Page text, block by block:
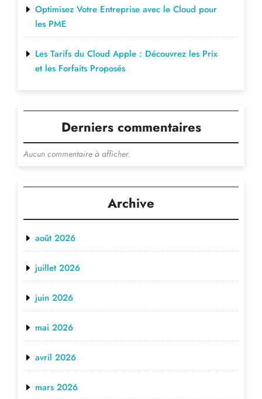
Optimisez Votre Entreprise avec le Cloud pour
les PME
Les Tarifs du Cloud Apple : Découvrez les Prix
et les Forfaits Proposés
Derniers commentaires
Aucun commentaire à afficher.
Archive
août 2026
juillet 2026
juin 2026
mai 2026
avril 2026
mars 2026